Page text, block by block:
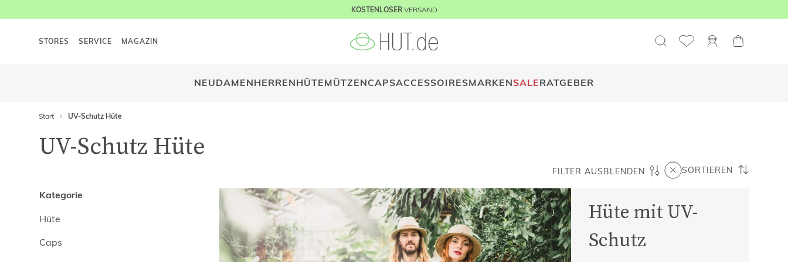
KOSTENLOSERVERSAND
STORES SERVICE MAGAZIN
NEUDAMENHERRENHÜTEMÜTZENCAPSACCESSOIRESMARKENSALERATGEBER
Start UV-Schutz Hüte
UV-Schutz Hüte
Kategorie
Caps
Hüte
FILTER AUSBLENDEN SORTIEREN
Hüte mit UV-
Schutz